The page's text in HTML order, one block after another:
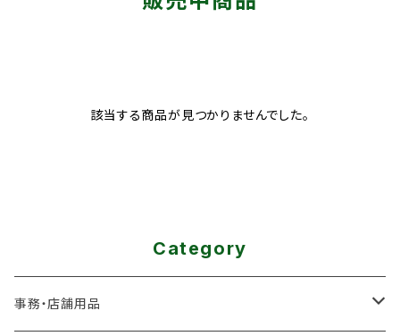
該当する商品が見つかりませんでした。
Category
事務・店舗用品